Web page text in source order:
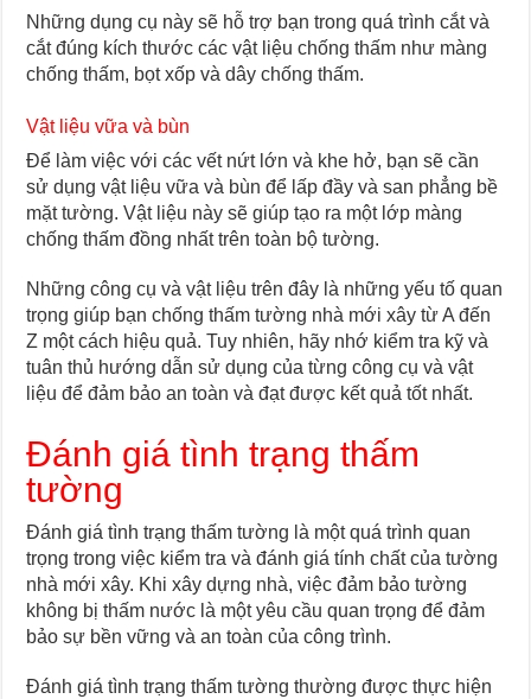
Những dụng cụ này sẽ hỗ trợ bạn trong quá trình cắt và
cắt đúng kích thước các vật liệu chống thấm như màng
chống thấm, bọt xốp và dây chống thấm.
Vật liệu vữa và bùn
Để làm việc với các vết nứt lớn và khe hở, bạn sẽ cần
sử dụng vật liệu vữa và bùn để lấp đầy và san phẳng bề
mặt tường. Vật liệu này sẽ giúp tạo ra một lớp màng
chống thấm đồng nhất trên toàn bộ tường.
Những công cụ và vật liệu trên đây là những yếu tố quan
trọng giúp bạn chống thấm tường nhà mới xây từ A đến
Z một cách hiệu quả. Tuy nhiên, hãy nhớ kiểm tra kỹ và
tuân thủ hướng dẫn sử dụng của từng công cụ và vật
liệu để đảm bảo an toàn và đạt được kết quả tốt nhất.
Đánh giá tình trạng thấm
tường
Đánh giá tình trạng thấm tường là một quá trình quan
trọng trong việc kiểm tra và đánh giá tính chất của tường
nhà mới xây. Khi xây dựng nhà, việc đảm bảo tường
không bị thấm nước là một yêu cầu quan trọng để đảm
bảo sự bền vững và an toàn của công trình.
Đánh giá tình trạng thấm tường thường được thực hiện